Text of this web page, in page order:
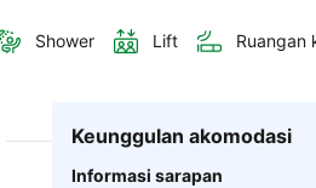
Shower Lift Ruangan
Keunggulan akomodasi
Informasi sarapan